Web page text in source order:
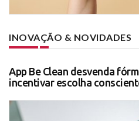
INOVAÇÃO & NOVIDADES
App Be Clean desvenda
incentivar escolha